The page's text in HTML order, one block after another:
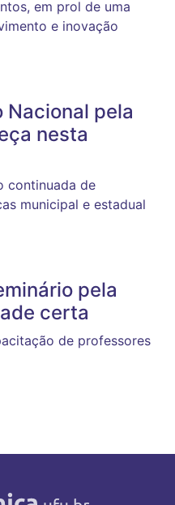
em prol de uma
e inovação
Nacional pela
nesta
continuada de
municipal e estadual
pela
certa
de professores